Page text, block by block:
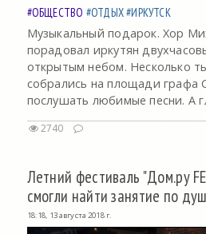
#ОБЩЕСТВО #ОТДЫХ#ИРКУТСК
Музыкальный подарок. Хор
порадовал иркутян
открытым небом. Несколько
собрались на площади графа
послушать любимые песни. А
2740
Летний фестиваль "Дом.ру
смогли найти занятие по
18:18, 13 августа 2018 г.